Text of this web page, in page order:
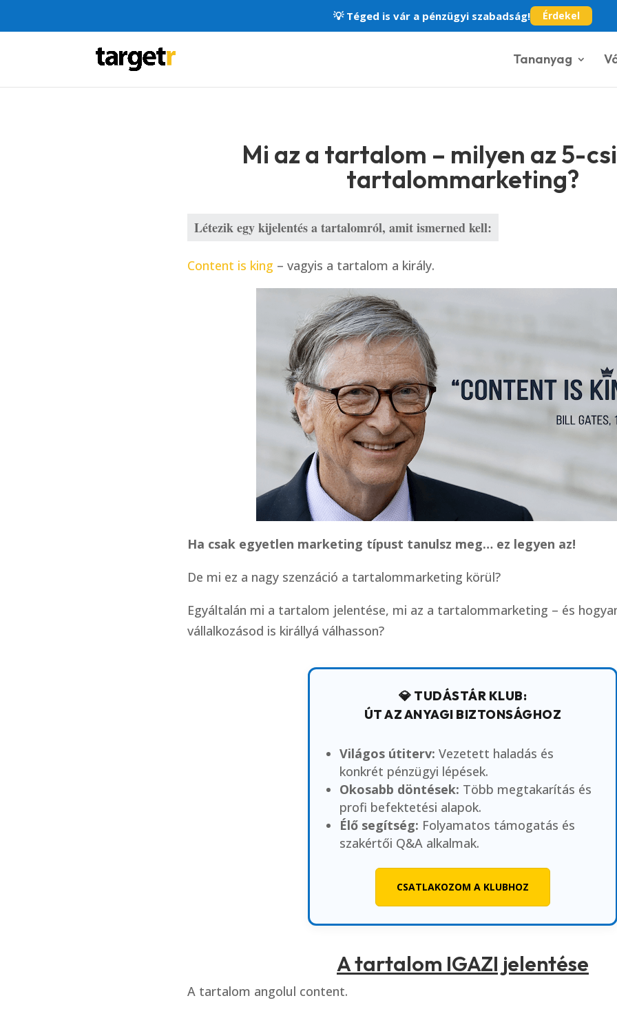
💡 Téged is vár a pénzügyi szabadság! Érdekel
Tananyag
Mi az a tartalom – milyen az 5-
tartalommarketing?
Létezik egy kijelentés a tartalomról, amit ismerned kell:
Content is king – vagyis a tartalom a király.
Ha csak egyetlen marketing típust tanulsz meg… ez legyen az!
De mi ez a nagy szenzáció a tartalommarketing körül?
Egyáltalán mi a tartalom jelentése, mi az a tartalommarketing – és
vállalkozásod is királlyá válhasson?
💎 TUDÁSTÁR KLUB:
ÚT AZ ANYAGI BIZTONSÁGHOZ
Világos útiterv: Vezetett haladás és
konkrét pénzügyi lépések.
Okosabb döntések: Több megtakarítás és
profi befektetési alapok.
Élő segítség: Folyamatos támogatás és
szakértői Q&A alkalmak.
CSATLAKOZOM A KLUBHOZ
A tartalom IGAZI jelentése
A tartalom angolul content.